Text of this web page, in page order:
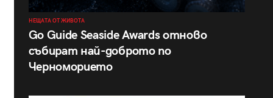
НЕЩАТА ОТ ЖИВОТА
Go Guide Seaside Awards отново
събират най-доброто по
Черноморието